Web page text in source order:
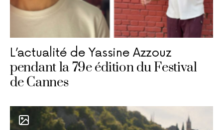
L’actualité de Yassine Azzouz
pendant la 79e édition du Festival
de Cannes